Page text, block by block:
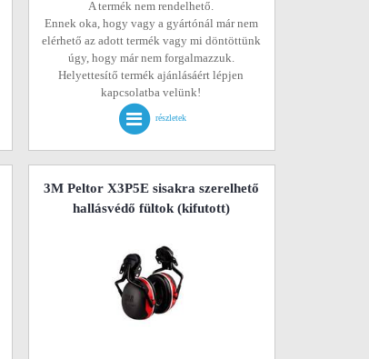
A termék nem rendelhető.
Ennek oka, hogy vagy a gyártónál már nem
elérhető az adott termék vagy mi döntöttünk
úgy, hogy már nem forgalmazzuk.
Helyettesítő termék ajánlásáért lépjen
kapcsolatba velünk!
részletek
3M Peltor X3P5E sisakra szerelhető
hallásvédő fültok(kifutott)